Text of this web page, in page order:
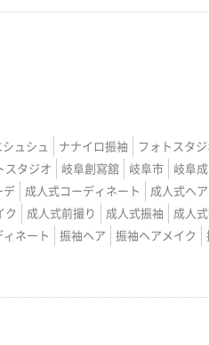
ュシュ ナナイロ振袖 フォトスタジ
スタジオ 岐阜創寫舘 岐阜市 岐阜
デ 成人式コーディネート
成人式ヘア
ク 成人式前撮り 成人式振袖
成人
ネート 振袖ヘア 振袖ヘアメイク